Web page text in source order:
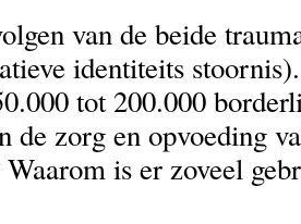
van de beide
identiteits
tot 200.000
de zorg en opvoeding
is er zoveel